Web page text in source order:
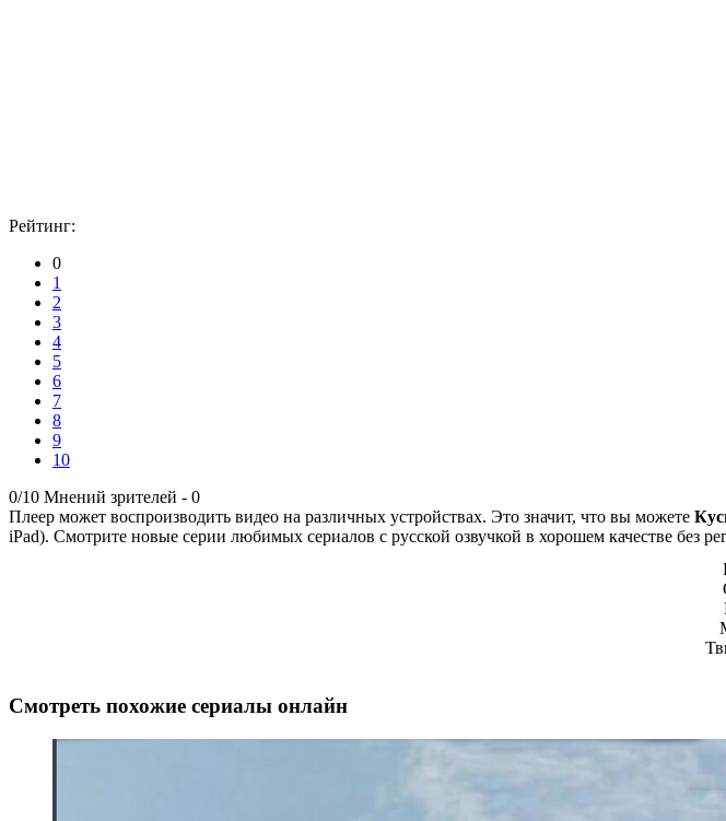
Рейтинг:
0
1
2
3
4
5
6
7
8
9
10
0/10 Мнений зрителей - 0
Плеер может воспроизводить видео на различных устройствах. Это значит, что вы можете
iPad). Смотрите новые серии любимых сериалов с русской озвучкой в хорошем качестве без
Смотреть похожие сериалы онлайн